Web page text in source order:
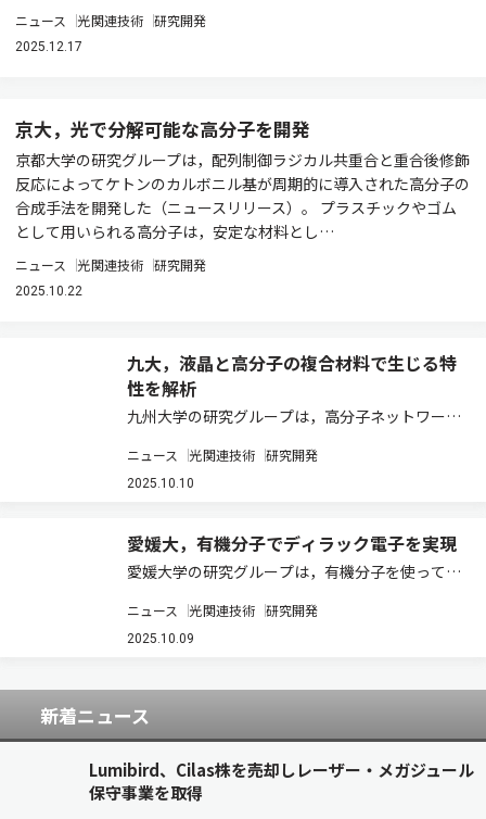
ニュース 光関連技術 研究開発
2025.12.17
京大，光で分解可能な高分子を開発
京都大学の研究グループは，配列制御ラジカル共重合と重合後修飾
反応によってケトンのカルボニル基が周期的に導入された高分子の
合成手法を開発した（ニュースリリース）。 プラスチックやゴム
として用いられる高分子は，安定な材料とし…
ニュース 光関連技術 研究開発
2025.10.22
九大，液晶と高分子の複合材料で生じる特
性を解析
九州大学の研究グループは，高分子ネットワーク
液晶が高分子の細かい網目構造に閉じ込められる
と，電圧をかけたときに現れる流れの模様がゆが
な…
ニュース 光関連技術 研究開発
2025.10.10
愛媛大，有機分子でディラック電子を実現
愛媛大学の研究グループは，有機分子を使って，
に成功した（ニュースリリース）。 具体的には、
質量が通常の電子の1割程度に見えるほど素早く
ニュース 光関連技術 研究開発
2025.10.09
新着ニュース
Lumibird、Cilas株を売却しレーザー・メガジュール
保守事業を取得